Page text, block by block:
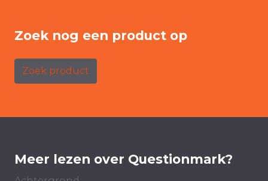
Zoek nog een product op
Zoek product
Meer lezen over Questionmark?